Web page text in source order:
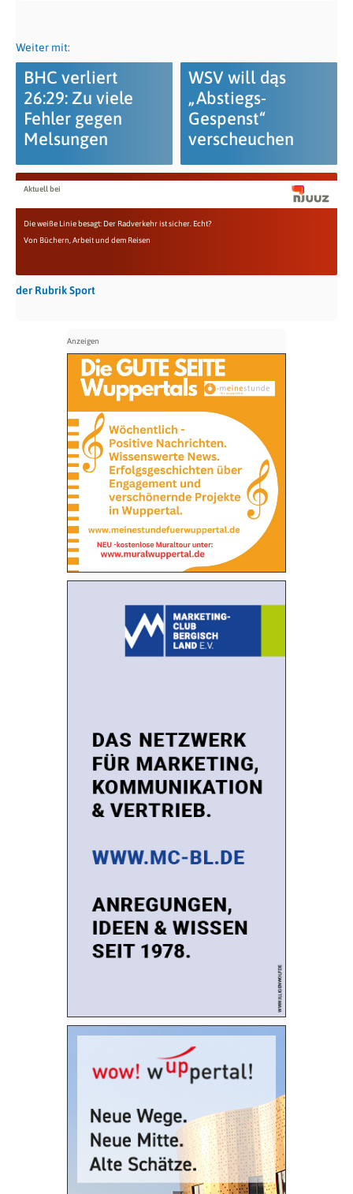
Weiter mit:
BHC verliert
26:29: Zu viele
Fehler gegen
Melsungen
WSV will dąs
„Abstiegs-
Gespenst“
verscheuchen
Aktuell bei
Die weiße Linie besagt: Der Radverkehr ist sicher. Echt?
Von Büchern, Arbeit und dem Reisen
der Rubrik Sport